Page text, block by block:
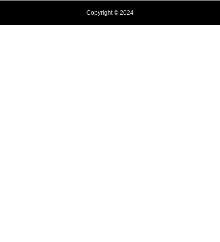
Copyright © 2024